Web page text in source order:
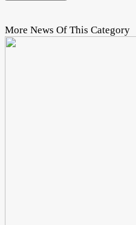
More News Of This Category